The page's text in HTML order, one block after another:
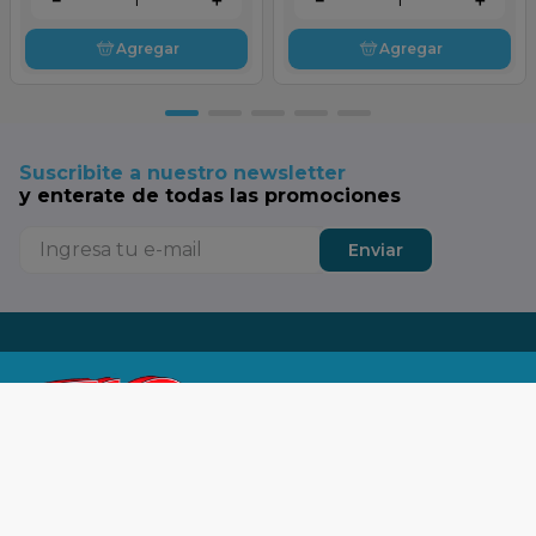
Agregar Agregar
Suscribite a nuestro newsletter
y enterate de todas las promociones
Enviar